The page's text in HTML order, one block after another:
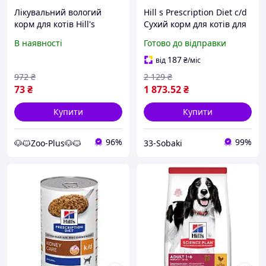
Лікувальний вологий
корм для котів Hill's
Care k/d Salmon 85 г Акція
В наявності
73₴
972 ₴
Купити
🐶🐱Zoo-Plus🐶🐱 96%
Hill s Prescription Diet c/d
Cухий корм для котів для
системою, з куркою, 3 кг
Готово до відправки
від 187₴/міс
1 873.52₴
2 129 ₴
Купити
33-Sobaki 99%